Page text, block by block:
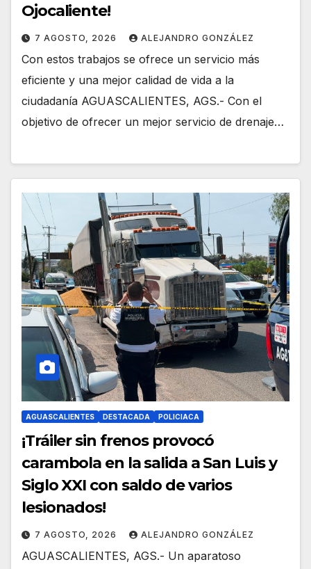
Ojocaliente!
7 AGOSTO, 2026 ALEJANDRO GONZÁLEZ
Con estos trabajos se ofrece un servicio más
eficiente y una mejor calidad de vida a la
ciudadanía AGUASCALIENTES, AGS.- Con el
objetivo de ofrecer un mejor servicio de drenaje…
AGUASCALIENTES DESTACADA POLICIACA
¡Tráiler sin frenos provocó
carambola en la salida a San Luis y
Siglo XXI con saldo de varios
lesionados!
7 AGOSTO, 2026 ALEJANDRO GONZÁLEZ
AGUASCALIENTES, AGS.- Un aparatoso